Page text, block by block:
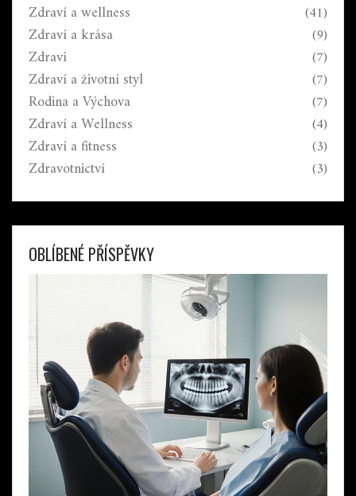
Zdraví a wellness (41)
Zdraví a krása (9)
Zdraví (7)
Zdraví a životní styl (7)
Rodina a Výchova (7)
Zdraví a Wellness (4)
Zdraví a fitness (3)
Zdravotnictví (3)
OBLÍBENÉ PŘÍSPĚVKY